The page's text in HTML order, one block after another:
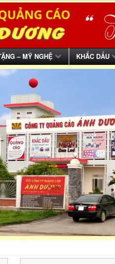
– MỸ NGHỆ KHẮC DẤU